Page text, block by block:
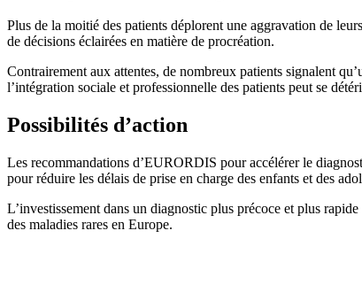
Plus de la moitié des patients déplorent une aggravation de
de décisions éclairées en matière de procréation.
Contrairement aux attentes, de nombreux patients signalent
l’intégration sociale et professionnelle des patients peut se
Possibilités d’action
Les recommandations d’EURORDIS pour accélérer le
pour réduire les délais de prise en charge des enfants et des
L’investissement dans un diagnostic plus précoce et plus
des maladies rares en Europe.